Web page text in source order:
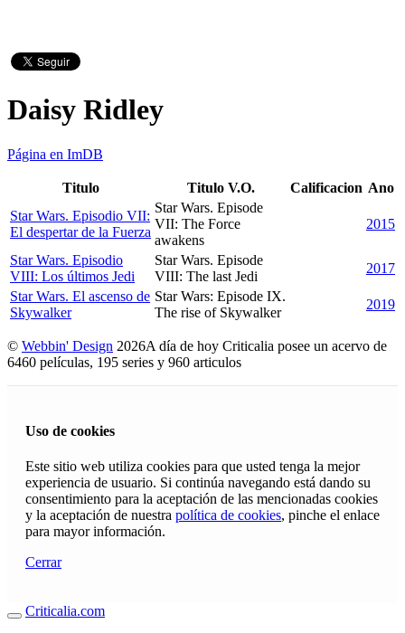
Daisy Ridley
Página en ImDB
Titulo Titulo V.O. Calificacion Ano
Star Wars. Episodio VII:
El despertar de la Fuerza
Star Wars. Episode
VII: The Force
awakens
2015
Star Wars. Episodio
VIII: Los últimos Jedi
Star Wars. Episode
VIII: The last Jedi
2017
Star Wars. El ascenso de
Skywalker
Star Wars: Episode IX.
The rise of Skywalker
2019
© Webbin' Design 2026A día de hoy Criticalia posee un acervo de
6460 películas, 195 series y 960 articulos
Uso de cookies
Este sitio web utiliza cookies para que usted tenga la mejor
experiencia de usuario. Si continúa navegando está dando su
consentimiento para la aceptación de las mencionadas cookies
y la aceptación de nuestra política de cookies, pinche el enlace
para mayor información.
Cerrar
Criticalia.com